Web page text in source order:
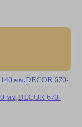
мм,DЕCOR 670-